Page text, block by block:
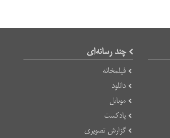
چند رسانه‌ای
فیلمخانه
دانلود
موبایل
پادکست
گزارش تصویری